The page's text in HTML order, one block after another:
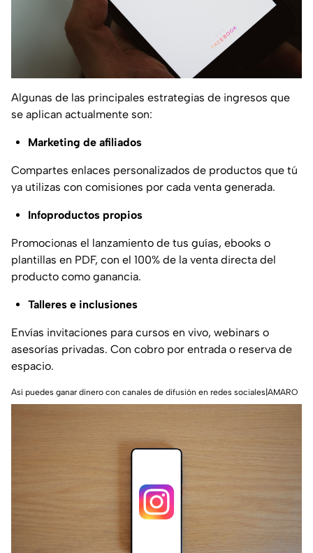
Algunas de las principales estrategias de ingresos que
se aplican actualmente son:
Marketing de afiliados
Compartes enlaces personalizados de productos que tú
ya utilizas con comisiones por cada venta generada.
Infoproductos propios
Promocionas el lanzamiento de tus guías, ebooks o
plantillas en PDF, con el 100% de la venta directa del
producto como ganancia.
Talleres e inclusiones
Envías invitaciones para cursos en vivo, webinars o
asesorías privadas. Con cobro por entrada o reserva de
espacio.
Así puedes ganar dinero con canales de difusión en redes sociales|AMARO